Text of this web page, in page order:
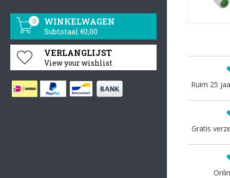
0 WINKELWAGEN
Subtotaal €0,00
VERLANGLIJST
View your wishlist
Ruim 25
Gratis